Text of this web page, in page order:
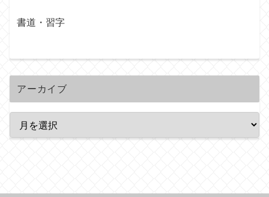
書道・習字
アーカイブ